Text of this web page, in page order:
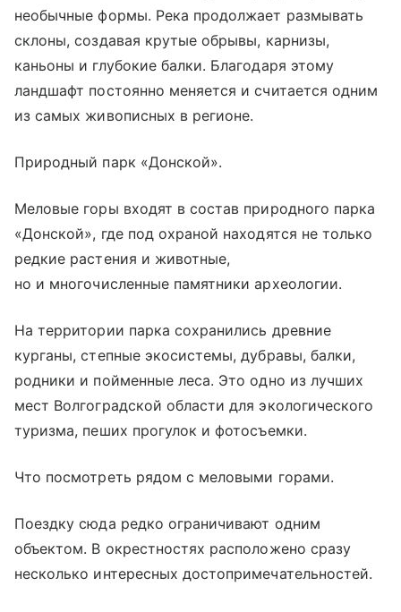
необычные формы. Река продолжает размывать
склоны, создавая крутые обрывы, карнизы,
каньоны и глубокие балки. Благодаря этому
ландшафт постоянно меняется и считается одним
из самых живописных в регионе.
Природный парк «Донской».
Меловые горы входят в состав природного парка
«Донской», где под охраной находятся не только
редкие растения и животные,
но и многочисленные памятники археологии.
На территории парка сохранились древние
курганы, степные экосистемы, дубравы, балки,
родники и пойменные леса. Это одно из лучших
мест Волгоградской области для экологического
туризма, пеших прогулок и фотосъемки.
Что посмотреть рядом с меловыми горами.
Поездку сюда редко ограничивают одним
объектом. В окрестностях расположено сразу
несколько интересных достопримечательностей.